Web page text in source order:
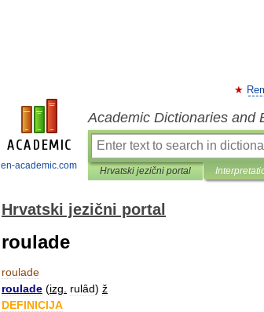
en-academic.com
Academic Dictionaries and
Hrvatski jezični portal
Hrvatski jezični portal
roulade
roulade
roulade (izg rulȃd) ž
DEFINICIJA